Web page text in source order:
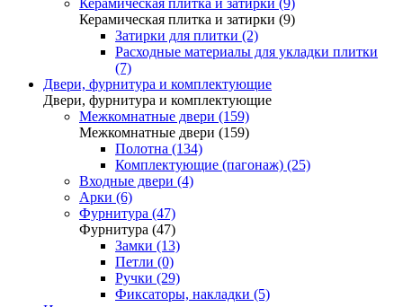
Керамическая плитка и затирки (9)
Затирки для плитки (2)
Расходные материалы для укладки плитки
(7)
Двери, фурнитура и комплектующие
Двери, фурнитура и комплектующие
Межкомнатные двери (159)
Межкомнатные двери (159)
Полотна (134)
Комплектующие (пагонаж) (25)
Входные двери (4)
Арки (6)
Фурнитура (47)
Фурнитура (47)
Замки (13)
Петли (0)
Ручки (29)
Фиксаторы, накладки (5)